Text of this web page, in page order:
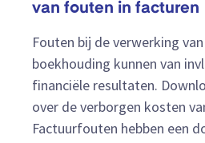
van fouten in facturen
Fouten bij de verwerking
boekhouding kunnen van
financiële resultaten.
over de verborgen kosten
Factuurfouten hebben een